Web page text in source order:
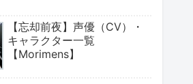
【忘却前夜】声優（CV）・
キャラクター一覧
【Morimens】